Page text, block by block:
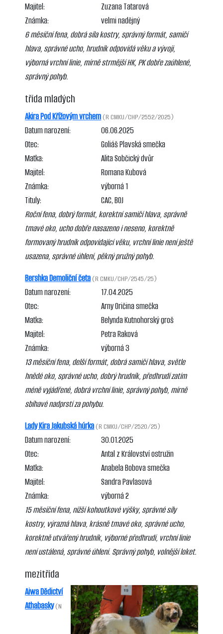
Majitel:
Zuzana Tatarová
Známka:
velmi nadějný
6 měsíční fena, dobrá síla kostry, správný formát, samičí
hlava, správné ucho, hrudník odpovídá věku a vývoji,
výborná vrchní linie, mírně strmější HK, PK dobře zaúhlené,
správný pohyb.
třída mladých
Akira Pod Křížovým vrchem (R CMKU/CHP/2552/2025)
Datum narození:
06.06.2025
Otec:
Goliáš Plavská smečka
Matka:
Alita Sobčický dvůr
Majitel:
Romana Kubová
Známka:
výborná 1
Tituly:
CAC, BOJ
Roční fena, dobrý formát, korektní samičí hlava, správně
tmavé oko, ucho dobře nasazeno i neseno, korektně
formovaný hrudník odpovídající věku, vrchní linie není ještě
usazena, správné úhlení, pěkný pružný pohyb.
Bershka Demoliční četa (R CMKU/CHP/2545/25)
Datum narození:
17.04.2025
Otec:
Arny Oričina smečka
Matka:
Belynda Kutnohorský groš
Majitel:
Petra Raková
Známka:
výborná 3
13 měsíční fena, delší formát, dobrá samičí hlava, světle
hnědé oko, správné ucho, dobrý hrudník, předhrudí zatím
méně vyjádřené, dobrá vrchní linie, správný pohyb, mírně
sbíhavé nadprstí za pohybu.
Lady Kira Jakubská húrka (R CMKU/CHP/2520/25)
Datum narození:
30.01.2025
Otec:
Antal z Království ostružin
Matka:
Anabela Bobova smečka
Majitel:
Sandra Pavlasová
Známka:
výborná 2
15 měsíční fena, nižší kohoutkové výšky, správné síly
kostry, výrazná hlava, krásně tmavé oko, správné ucho,
korektně utvářený hrudník, výborné předhrudí, vrchní linie
není ustálená, správné úhlení. Správný pohyb, volnější loket.
mezitřída
Aiwa Dědictví
Athabasky(N